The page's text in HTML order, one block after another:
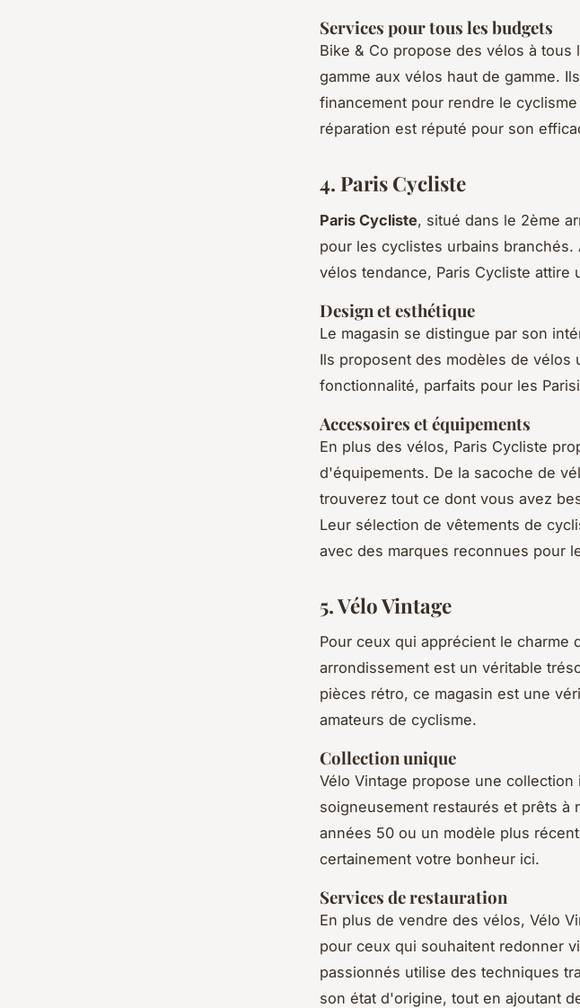
Services pour tous les budgets
Bike & Co propose des vélos à
gamme aux vélos haut de gamme.
financement pour rendre le
réparation est réputé pour son
4. Paris Cycliste
Paris Cycliste, situé dans le 2ème
pour les cyclistes urbains
vélos tendance, Paris Cycliste
Design et esthétique
Le magasin se distingue par son
Ils proposent des modèles de
fonctionnalité, parfaits pour les
Accessoires et équipements
En plus des vélos, Paris Cycliste
d'équipements. De la sacoche de
trouverez tout ce dont vous avez
Leur sélection de vêtements de
avec des marques reconnues pour
5. Vélo Vintage
Pour ceux qui apprécient le charme
arrondissement est un véritable
pièces rétro, ce magasin est une
amateurs de cyclisme.
Collection unique
Vélo Vintage propose une
soigneusement restaurés et prêts à
années 50 ou un modèle plus
certainement votre bonheur ici.
Services de restauration
En plus de vendre des vélos, Vélo
pour ceux qui souhaitent redonner
passionnés utilise des techniques
son état d'origine, tout en ajoutant